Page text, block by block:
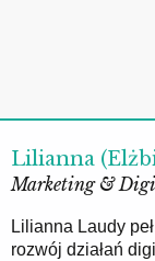
Lilianna
Marketing &
Lilianna Laudy
rozwój działań